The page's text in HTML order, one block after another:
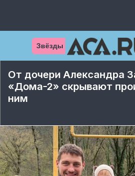
Звёзды
От дочери Александра
«Дома-2» скрывают
ним